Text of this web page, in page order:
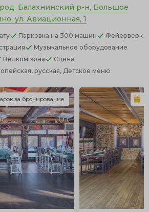
Балахнинский р-н, Большое
ул. Авиационная, 1
Парковка на 300 машин
Фейерверк
Музыкальное оборудование
Велком зона
Сцена
русская, Детское меню
за бронирование